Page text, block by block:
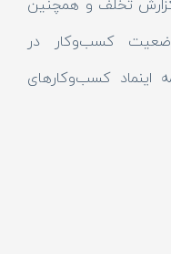
تخلف و همچنین
کسب‌وکار در
اینماد کسب‌وکارهای